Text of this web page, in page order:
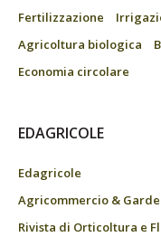
Fertilizzazione
Agricoltura biologica
Economia circolare
EDAGRICOLE
Edagricole
Agricommercio &
Rivista di Orticoltura e